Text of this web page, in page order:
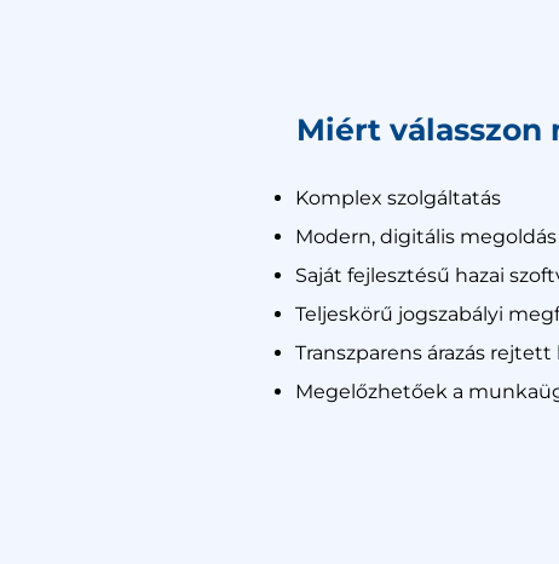
Miért válasszon
Komplex szolgáltatás
Modern, digitális megoldás
Saját fejlesztésű hazai
Teljeskörű jogszabályi
Transzparens árazás
Megelőzhetőek a